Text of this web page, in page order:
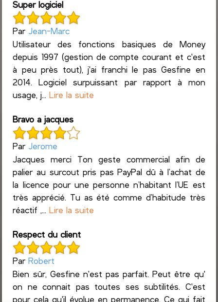
Super logiciel
Par Jean-Marc
Utilisateur des fonctions basiques de Money
depuis 1997 (gestion de compte courant et c'est
à peu près tout), j'ai franchi le pas Gesfine en
2014. Logiciel surpuissant par rapport à mon
usage, j...Lire la suite
Bravo a jacques
Par Jerome
Jacques merci Ton geste commercial afin de
palier au surcout pris pas PayPal dû à l’achat de
la licence pour une personne n’habitant l’UE est
très apprécié. Tu as été comme d’habitude très
réactif ,...Lire la suite
Respect du client
ParRobert
Bien sûr, Gesfine n'est pas parfait. Peut être qu'
on ne connait pas toutes ses subtilités. C'est
pour cela qu'il évolue en permanence. Ce qui fait